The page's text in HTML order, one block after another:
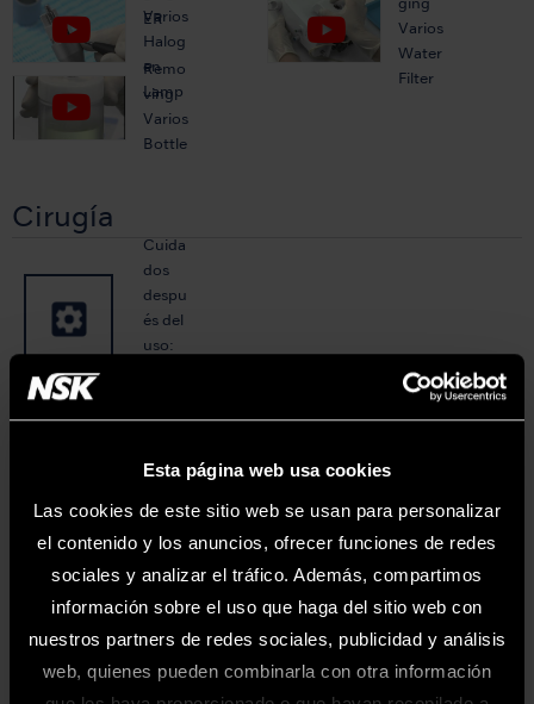
Esta página web usa cookies
Las cookies de este sitio web se usan para personalizar
el contenido y los anuncios, ofrecer funciones de redes
sociales y analizar el tráfico. Además, compartimos
información sobre el uso que haga del sitio web con
nuestros partners de redes sociales, publicidad y análisis
web, quienes pueden combinarla con otra información
ER
Varios
Halog
en
Lamp
ging
Varios
Water
Filter
Remo
ving
Varios
Bottle
Cirugía
Cuida
dos
despu
és del
uso:
Cuida
despu
és del
uso:
king
Area
Adver
Impor
tantes
Las guías de mantenimiento de esta página web son las versiones más